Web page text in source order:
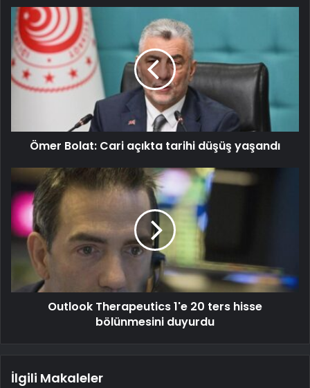
Ömer Bolat: Cari açıkta tarihi düşüş yaşandı
Outlook Therapeutics 1'e 20 ters hisse
bölünmesini duyurdu
İlgili Makaleler